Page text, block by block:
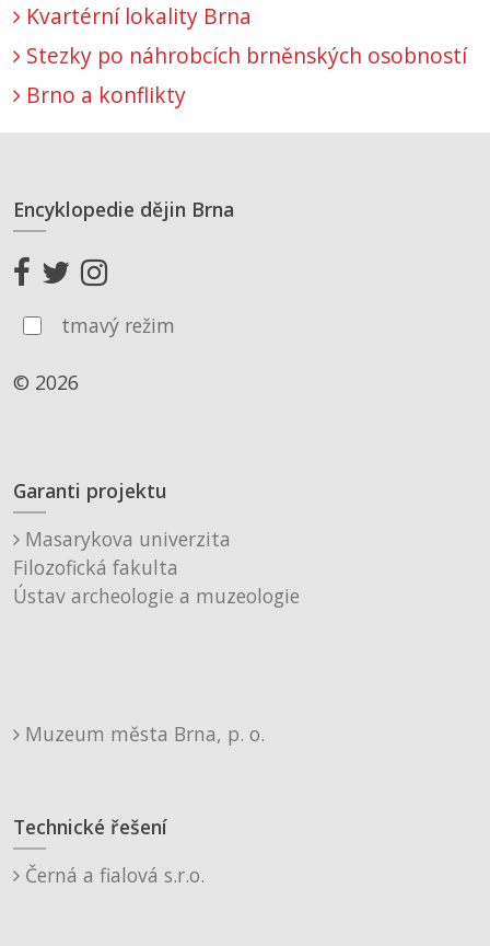
Kvartérní lokality Brna
Stezky po náhrobcích brněnských osobností
Brno a konflikty
Encyklopedie dějin Brna
tmavý režim
© 2026
Garanti projektu
Masarykova univerzita
Filozofická fakulta
Ústav archeologie a muzeologie
Muzeum města Brna, p. o.
Technické řešení
Černá a fialová s.r.o.